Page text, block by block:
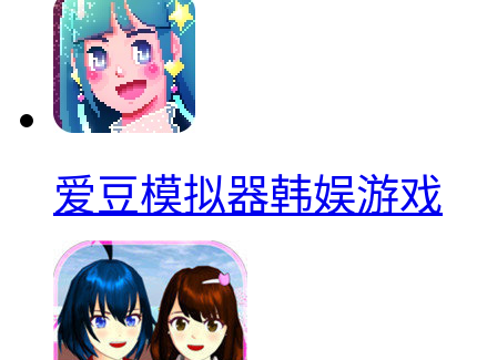
爱豆模拟器韩娱游戏